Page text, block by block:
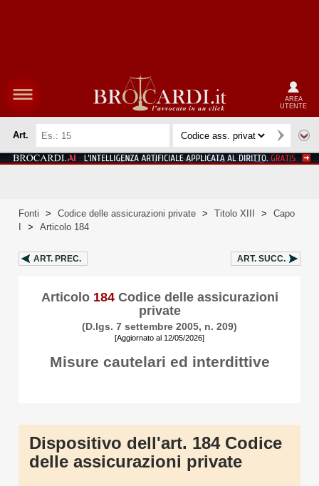
AREA
UTENTE
Art.
Fonti > Codice delle assicurazioni private > Titolo XIII >
Capo
> Articolo 184
ART. PREC. ART. SUCC.
Articolo 184Codice delle assicurazioni
private
(D.lgs. 7 settembre 2005, n. 209)
[Aggiornato al 12/05/2026]
Misure cautelari ed interdittive
Dispositivo dell'art. 184 Codice
delle assicurazioni private